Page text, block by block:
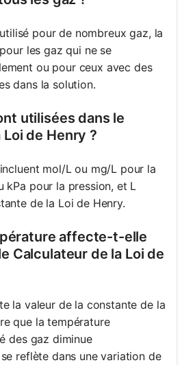
pour de nombreux gaz, la
les gaz qui ne se
ou pour ceux avec des
dans la solution.
utilisées dans le
de Henry ?
mol/L ou mg/L pour la
kPa pour la pression, et L
de la Loi de Henry.
affecte-t-elle
Calculateur de la Loi de
la valeur de la constante de la
que la température
des gaz diminue
reflète dans une variation de